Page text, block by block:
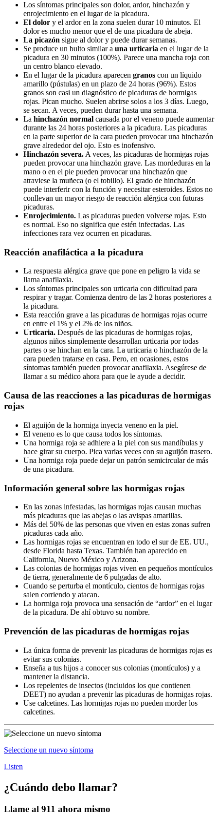
Los síntomas principales son dolor, ardor, hinchazón y
enrojecimiento en el lugar de la picadura.
El dolor y el ardor en la zona suelen durar 10 minutos. El
dolor es mucho menor que el de una picadura de abeja.
La picazón sigue al dolor y puede durar semanas.
Se produce un bulto similar a una urticaria en el lugar de la
picadura en 30 minutos (100%). Parece una mancha roja con
un centro blanco elevado.
En el lugar de la picadura aparecen granos con un líquido
amarillo (pústulas) en un plazo de 24 horas (96%). Estos
granos son casi un diagnóstico de picaduras de hormigas
rojas. Pican mucho. Suelen abrirse solos a los 3 días. Luego,
se secan. A veces, pueden durar hasta una semana.
La hinchazón normal causada por el veneno puede aumentar
durante las 24 horas posteriores a la picadura. Las picaduras
en la parte superior de la cara pueden provocar una hinchazón
grave alrededor del ojo. Esto es inofensivo.
Hinchazón severa. A veces, las picaduras de hormigas rojas
pueden provocar una hinchazón grave. Las mordeduras en la
mano o en el pie pueden provocar una hinchazón que
atraviese la muñeca (o el tobillo). El grado de hinchazón
puede interferir con la función y necesitar esteroides. Estos no
conllevan un mayor riesgo de reacción alérgica con futuras
picaduras.
Enrojecimiento. Las picaduras pueden volverse rojas. Esto
es normal. Eso no significa que estén infectadas. Las
infecciones rara vez ocurren en picaduras.
Reacción anafiláctica a la picadura
La respuesta alérgica grave que pone en peligro la vida se
llama anafilaxia.
Los síntomas principales son urticaria con dificultad para
respirar y tragar. Comienza dentro de las 2 horas posteriores a
la picadura.
Esta reacción grave a las picaduras de hormigas rojas ocurre
en entre el 1% y el 2% de los niños.
Urticaria. Después de las picaduras de hormigas rojas,
algunos niños simplemente desarrollan urticaria por todas
partes o se hinchan en la cara. La urticaria o hinchazón de la
cara pueden tratarse en casa. Pero, en ocasiones, estos
síntomas también pueden provocar anafilaxia. Asegúrese de
llamar a su médico ahora para que le ayude a decidir.
Causa de las reacciones a las picaduras de hormigas
rojas
El aguijón de la hormiga inyecta veneno en la piel.
El veneno es lo que causa todos los síntomas.
Una hormiga roja se adhiere a la piel con sus mandíbulas y
hace girar su cuerpo. Pica varias veces con su aguijón trasero.
Una hormiga roja puede dejar un patrón semicircular de más
de una picadura.
Información general sobre las hormigas rojas
En las zonas infestadas, las hormigas rojas causan muchas
más picaduras que las abejas o las avispas amarillas.
Más del 50% de las personas que viven en estas zonas sufren
picaduras cada año.
Las hormigas rojas se encuentran en todo el sur de EE. UU.,
desde Florida hasta Texas. También han aparecido en
California, Nuevo México y Arizona.
Las colonias de hormigas rojas viven en pequeños montículos
de tierra, generalmente de 6 pulgadas de alto.
Cuando se perturba el montículo, cientos de hormigas rojas
salen corriendo y atacan.
La hormiga roja provoca una sensación de “ardor” en el lugar
de la picadura. De ahí obtuvo su nombre.
Prevención de las picaduras de hormigas rojas
La única forma de prevenir las picaduras de hormigas rojas es
evitar sus colonias.
Enseña a tus hijos a conocer sus colonias (montículos) y a
mantener la distancia.
Los repelentes de insectos (incluidos los que contienen
DEET) no ayudan a prevenir las picaduras de hormigas rojas.
Use calcetines. Las hormigas rojas no pueden morder los
calcetines.
Seleccione un nuevo síntoma
Listen
¿Cuándo debo llamar?
Llame al 911 ahora mismo